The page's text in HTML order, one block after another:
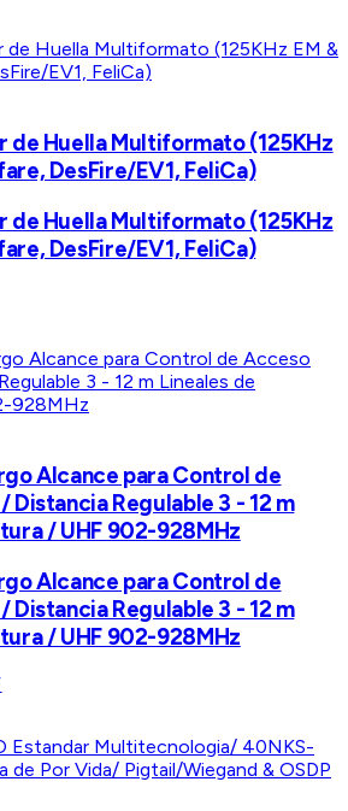
de Huella Multiformato (125KHz
DesFire/EV1, FeliCa)
de Huella Multiformato (125KHz
DesFire/EV1, FeliCa)
Alcance para Control de
Regulable 3 - 12 m
/ UHF 902-928MHz
Alcance para Control de
Regulable 3 - 12 m
/ UHF 902-928MHz